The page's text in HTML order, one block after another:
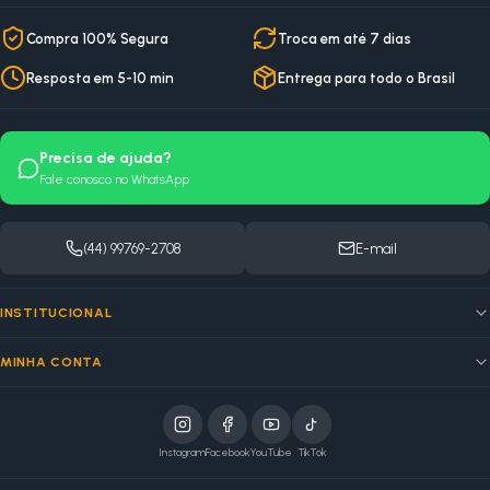
Compra 100% Segura Troca em até 7 dias
Resposta em 5-10 min Entrega para todo o Brasil
Precisa de ajuda?
Fale conosco no WhatsApp
(44) 99769-2708 E-mail
INSTITUCIONAL
MINHA CONTA
InstagramFacebookYouTube TikTok